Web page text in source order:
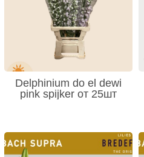
Delphinium do el dewi
pink spijker от 25шт